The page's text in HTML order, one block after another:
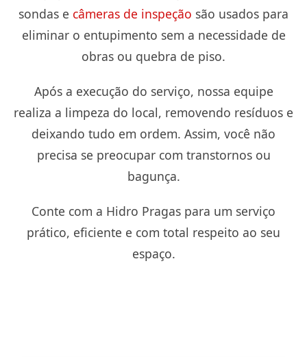
sondas e câmeras de inspeção são usados para
eliminar o entupimento sem a necessidade de
obras ou quebra de piso.
Após a execução do serviço, nossa equipe
realiza a limpeza do local, removendo resíduos e
deixando tudo em ordem. Assim, você não
precisa se preocupar com transtornos ou
bagunça.
Conte com a Hidro Pragas para um serviço
prático, eficiente e com total respeito ao seu
espaço.